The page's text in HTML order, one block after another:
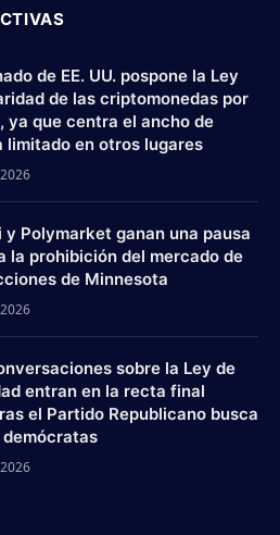
de EE. UU. pospone la Ley
de las criptomonedas por
ya que centra el ancho de
limitado en otros lugares
y Polymarket ganan una pausa
la prohibición del mercado de
de Minnesota
sobre la Ley de
entran en la recta final
el Partido Republicano busca